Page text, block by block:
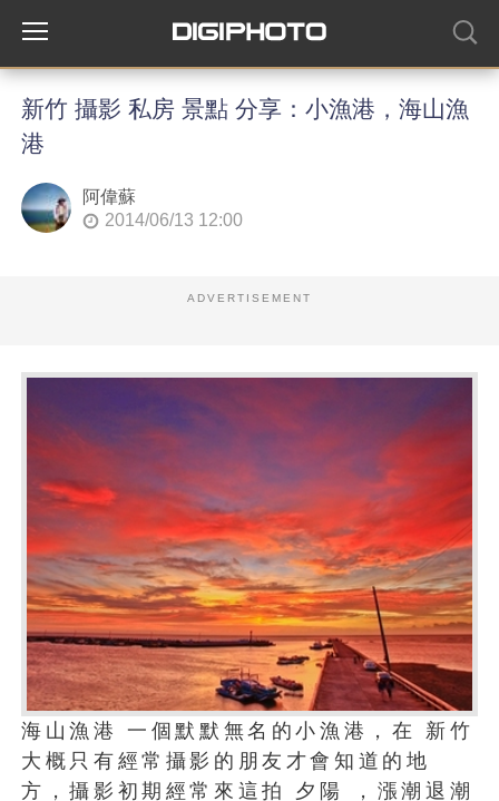
新竹 攝影 私房 景點 分享：小漁港，海山漁
港
阿偉蘇
2014/06/13 12:00
ADVERTISEMENT
海山漁港 一個默默無名的小漁港，在 新竹
大概只有經常攝影的朋友才會知道的地
方，攝影初期經常來這拍 夕陽 ，漲潮退潮